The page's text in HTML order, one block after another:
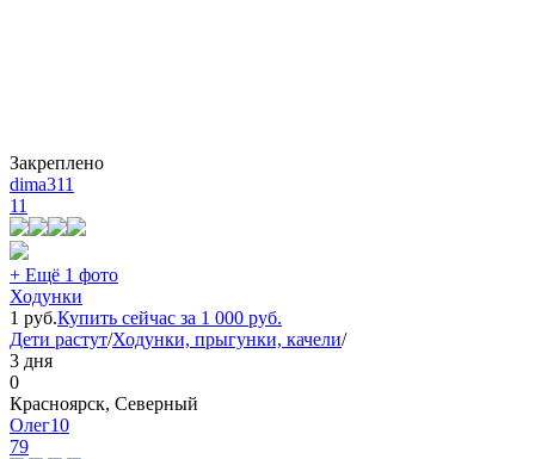
Закреплено
dima311
11
+ Ещё 1 фото
Ходунки
1 руб.Купить сейчас за 1 000 руб.
Дети растут/Ходунки, прыгунки, качели/
3 дня
0
Красноярск, Северный
Олег10
79